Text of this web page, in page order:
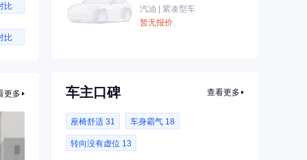
比
比
更多
汽油 | 紧凑型车
暂无报价
车主口碑 查看更多
座椅舒适 31 车身霸气 18
转向没有虚位 13